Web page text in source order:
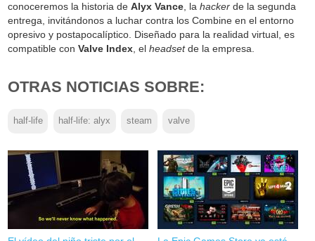
conoceremos la historia deAlyx Vance, lahacker de la segunda
entrega, invitándonos a luchar contra los Combine en el entorno
opresivo y postapocalíptico. Diseñado para la realidad virtual, es
compatible conValve Index, elheadsetde la empresa.
OTRAS NOTICIAS SOBRE:
half-life half-life: alyx steam valve